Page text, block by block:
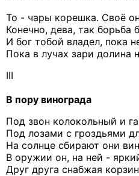
То - чары корешка. Своё
Конечно, дева, так борьба
И бог тобой владел, пока
Пока в лучах зари долина
III
В пору винограда
Под звон колокольный и
Под лозами с гроздьями
На солнце сбирают они
В оружии он, на ней -
Друг друга снабжая